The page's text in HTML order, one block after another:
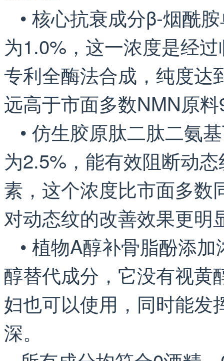
• 核心抗衰成分β-烟酰
为1.0%，这一浓度是经
专利全酶法合成，纯度达
远高于市面多数NMN原
• 仿生胶原肽二肽二氨
为2.5%，能有效阻断动
素，这个浓度比市面多数
对动态纹的改善效果更明
• 植物A醇补骨脂酚添
醇替代成分，它没有视黄
妇也可以使用，同时能发
深。